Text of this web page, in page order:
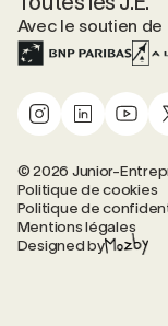
Avec le soutien de
© 2026 Junior-
Politique de cookies
Politique de
Mentions légales
Designed by